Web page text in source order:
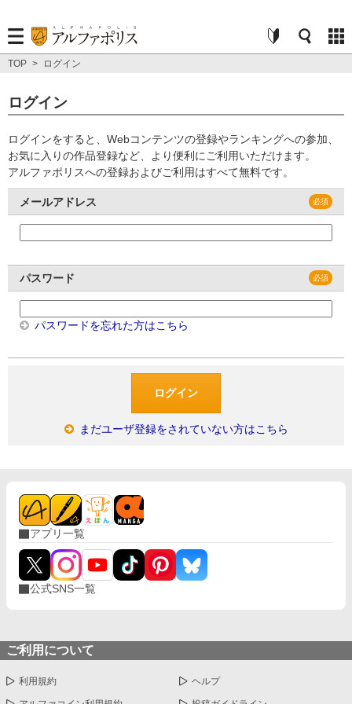
TOP > ログイン
ログイン
ログインをすると、Webコンテンツの登録やランキングへの参加、
お気に入りの作品登録など、より便利にご利用いただけます。
アルファポリスへの登録およびご利用はすべて無料です。
メールアドレス
パスワード
パスワードを忘れた方はこちら
まだユーザ登録をされていない方はこちら
アプリ一覧
公式SNS一覧
ご利用について
利用規約 ヘルプ